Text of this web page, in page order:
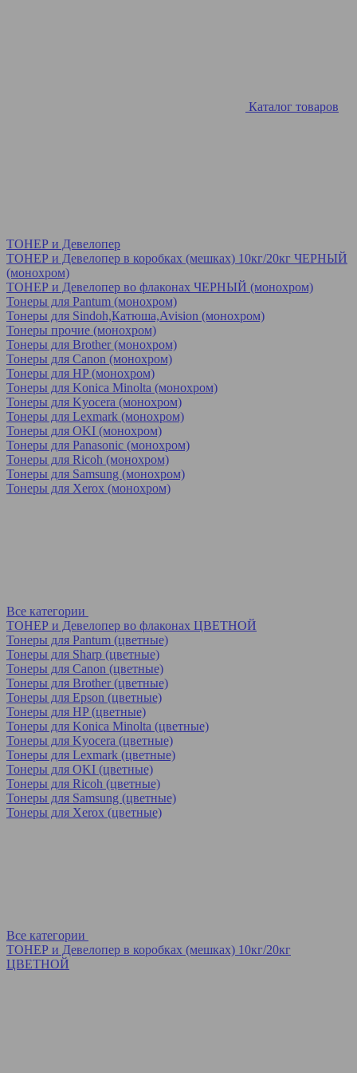
Каталог товаров
ТОНЕР и Девелопер
ТОНЕР и Девелопер в коробках (мешках) 10кг/20кг ЧЕРНЫЙ
(монохром)
ТОНЕР и Девелопер во флаконах ЧЕРНЫЙ (монохром)
Тонеры для Pantum (монохром)
Тонеры для Sindoh,Катюша,Avision (монохром)
Тонеры прочие (монохром)
Тонеры для Brother (монохром)
Тонеры для Canon (монохром)
Тонеры для HP (монохром)
Тонеры для Konica Minolta (монохром)
Тонеры для Kyocera (монохром)
Тонеры для Lexmark (монохром)
Тонеры для OKI (монохром)
Тонеры для Panasonic (монохром)
Тонеры для Ricoh (монохром)
Тонеры для Samsung (монохром)
Тонеры для Xerox (монохром)
Все категории
ТОНЕР и Девелопер во флаконах ЦВЕТНОЙ
Тонеры для Pantum (цветные)
Тонеры для Sharp (цветные)
Тонеры для Canon (цветные)
Тонеры для Brother (цветные)
Тонеры для Epson (цветные)
Тонеры для HP (цветные)
Тонеры для Konica Minolta (цветные)
Тонеры для Kyocera (цветные)
Тонеры для Lexmark (цветные)
Тонеры для OKI (цветные)
Тонеры для Ricoh (цветные)
Тонеры для Samsung (цветные)
Тонеры для Xerox (цветные)
Все категории
ТОНЕР и Девелопер в коробках (мешках) 10кг/20кг
ЦВЕТНОЙ